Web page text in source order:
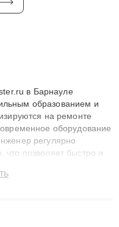
в Барнауле
образованием и
на ремонте
оборудование
регулярно
что позволяет быстро и
мастера решают